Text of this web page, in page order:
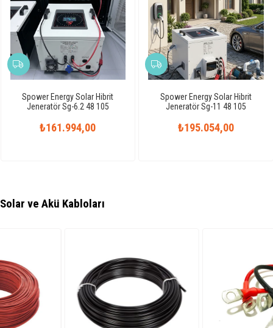
Spower Energy Solar Hibrit
Jeneratör Sg-6.2 48 105
₺161.994,00
Spower Energy Solar Hibrit
Jeneratör Sg-11 48 105
₺195.054,00
Solar ve Akü Kabloları